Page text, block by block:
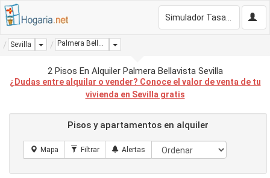
Sevilla Dropdown Palmera Bellavista Dropdown
2 Pisos En Alquiler Palmera Bellavista Sevilla
¿Dudas entre alquilar o vender? Conoce el valor de venta de tu
vivienda en Sevilla gratis
Pisos y apartamentos en alquiler